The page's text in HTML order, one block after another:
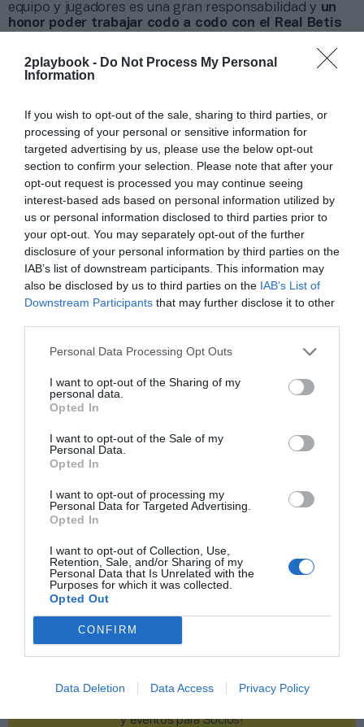
2playbook - Do Not Process My Personal
Information
If you wish to opt-out of the sale, sharing to third parties, or
processing of your personal or sensitive information for
targeted advertising by us, please use the below opt-out
section to confirm your selection. Please note that after your
opt-out request is processed you may continue seeing
interest-based ads based on personal information utilized by
us or personal information disclosed to third parties prior to
your opt-out. You may separately opt-out of the further
disclosure of your personal information by third parties on the
IAB’s list of downstream participants. This information may
also be disclosed by us to third parties on the IAB’s List of
Downstream Participants that may further disclose it to other
Personal Data Processing Opt Outs
I want to opt-out of the Sharing of my
personal data.
Opted In
I want to opt-out of the Sale of my
Personal Data.
Opted In
I want to opt-out of processing my
Personal Data for Targeted Advertising.
Opted In
I want to opt-out of Collection, Use,
Retention, Sale, and/or Sharing of my
Personal Data that Is Unrelated with the
Purposes for which it was collected.
Opted Out
CONFIRM
Data Deletion Data Access Privacy Policy
Índex 2P
equipo y jugadores es una gran responsabilidad y un
honor poder trabajar codo a codo con el Real Betis
de forma gratuita
Mantente informado con las últimas noticias de actualidad.
ACTIVAR AHORA
Compartir
Imprimir
Publicidad
2Playbook Club2P
y eventos para Socios!​​​​​​​